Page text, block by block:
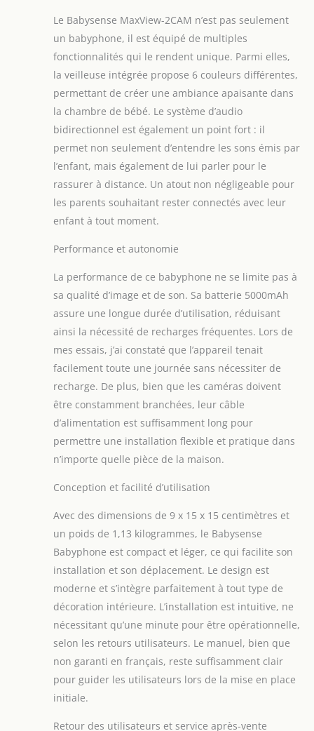
Le Babysense MaxView-2CAM n’est pas seulement
un babyphone, il est équipé de multiples
fonctionnalités qui le rendent unique. Parmi elles,
la veilleuse intégrée propose 6 couleurs différentes,
permettant de créer une ambiance apaisante dans
la chambre de bébé. Le système d’audio
bidirectionnel est également un point fort : il
permet non seulement d’entendre les sons émis par
l’enfant, mais également de lui parler pour le
rassurer à distance. Un atout non négligeable pour
les parents souhaitant rester connectés avec leur
enfant à tout moment.
Performance et autonomie
La performance de ce babyphone ne se limite pas à
sa qualité d’image et de son. Sa batterie 5000mAh
assure une longue durée d’utilisation, réduisant
ainsi la nécessité de recharges fréquentes. Lors de
mes essais, j’ai constaté que l’appareil tenait
facilement toute une journée sans nécessiter de
recharge. De plus, bien que les caméras doivent
être constamment branchées, leur câble
d’alimentation est suffisamment long pour
permettre une installation flexible et pratique dans
n’importe quelle pièce de la maison.
Conception et facilité d’utilisation
Avec des dimensions de 9 x 15 x 15 centimètres et
un poids de 1,13 kilogrammes, le Babysense
Babyphone est compact et léger, ce qui facilite son
installation et son déplacement. Le design est
moderne et s’intègre parfaitement à tout type de
décoration intérieure. L’installation est intuitive, ne
nécessitant qu’une minute pour être opérationnelle,
selon les retours utilisateurs. Le manuel, bien que
non garanti en français, reste suffisamment clair
pour guider les utilisateurs lors de la mise en place
initiale.
Retour des utilisateurs et service après-vente